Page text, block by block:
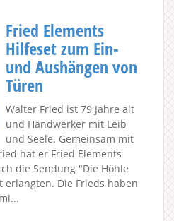
Fried Elements
Hilfeset zum Ein-
und Aushängen von
Türen
Walter Fried ist 79 Jahre alt
und Handwerker mit Leib
und Seele. Gemeinsam mit
hat er Fried Elements
die Sendung "Die Höhle
erlangten. Die Frieds haben